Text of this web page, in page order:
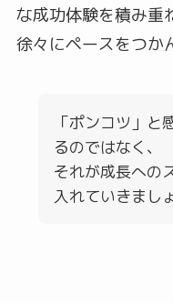
な成功体験を積み重
徐々にペースをつか
「ポンコツ」と
るのではなく、
それが成長への
入れていきまし